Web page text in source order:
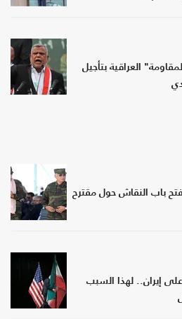
العراقية بتأجيل
باب النقاش حول مقترح
إيران.. لهذا السبب